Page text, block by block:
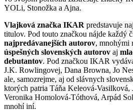
YOLi, Stonožka a Ajna.
Vlajková značka IKAR predstavuje
titulov. Pod touto značkou nájde každý
najpredávanejších autorov, mnohými
úspešných slovenských autorov aj
debutantov. Pod značkou IKAR
J.K. Rowlingovej, Dana Browna, Jo
ale, samozrejme, aj od slávnych
ktorých patria Táňa Keleová-Vasilková,
Veronika Homolová-Tóthová, Arpád
mnohí iní.